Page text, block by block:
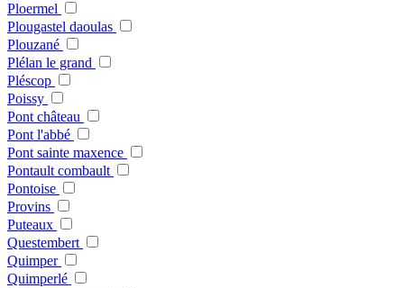
Ploermel
Plougastel daoulas
Plouzané
Plélan le grand
Pléscop
Poissy
Pont château
Pont l'abbé
Pont sainte maxence
Pontault combault
Pontoise
Provins
Puteaux
Questembert
Quimper
Quimperlé